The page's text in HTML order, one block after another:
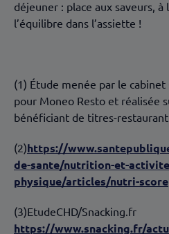
déjeuner : place aux saveurs, à
l’équilibre dans l’assiette !
(1) Étude menée par le
pour Moneo Resto et réalisée
bénéficiant de titres-
(2)https://
de-sante/nutrition-et-
physique/articles/nutri-score
(3)EtudeCHD/Snacking.fr
https://www.snacking.fr/